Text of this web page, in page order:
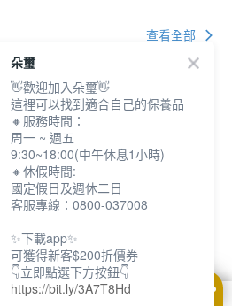
查看全部
一個好評吧
網站使用 cookie 方式之詳情，及若您不希
朵璽
👋歡迎加入朵璽👋
這裡可以找到適合自己的保養品
🔸服務時間：
周一 ~ 週五
9:30~18:00(中午休息1小時)
🔸休假時間:
國定假日及週休二日
客服專線：0800-037008
✨下載app✨
可獲得新客$200折價券
👇立即點選下方按鈕👇
https://bit.ly/3A7T8Hd